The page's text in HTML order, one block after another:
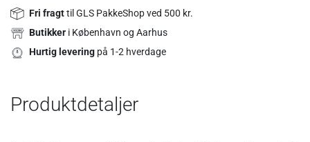
Fri fragttil GLS PakkeShop ved 500 kr.
Butikker i København og Aarhus
Hurtig levering på 1-2 hverdage
Produktdetaljer